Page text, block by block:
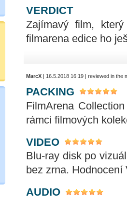
VERDICT
Zajímavý film,
filmarena edice ho
MarcX | 16.5.2018 16:19 | reviewed in the
PACKING
FilmArena
rámci filmových
VIDEO
Blu-ray disk po
bez zrna.
AUDIO